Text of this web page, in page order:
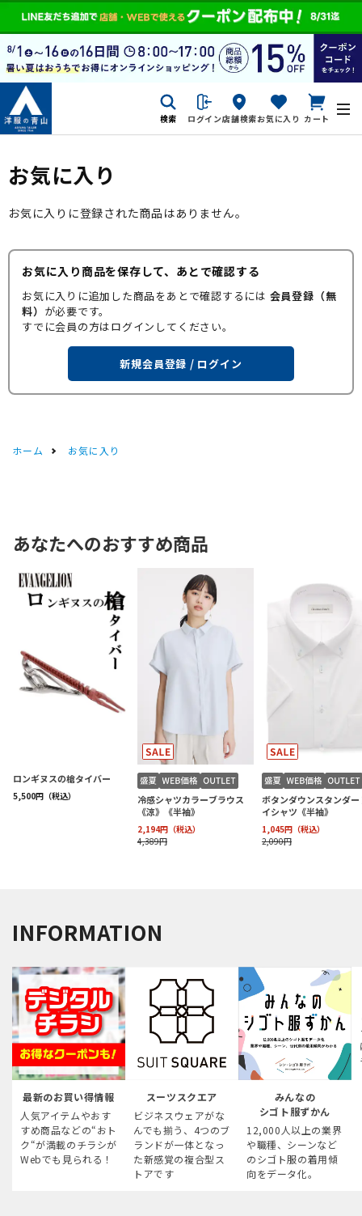
検索 ログイン店舗検索お気に入り カート
お気に入り
お気に入りに登録された商品はありません。
お気に入り商品を保存して、あとで確認する
お気に入りに追加した商品をあとで確認するには 会員登録（無
料） が必要です。
すでに会員の方はログインしてください。
新規会員登録 / ログイン
ホーム お気に入り
INFORMATION
最新のお買い得情報
人気アイテムやおす
すめ商品などの“おト
ク“が満載のチラシが
Webでも見られる！
スーツスクエア
ビジネスウェアがな
んでも揃う、4つのブ
ランドが一体となっ
た新感覚の複合型ス
トアです
みんなの
シゴト服ずかん
12,000人以上の業界
や職種、シーンなど
のシゴト服の着用傾
向をデータ化。